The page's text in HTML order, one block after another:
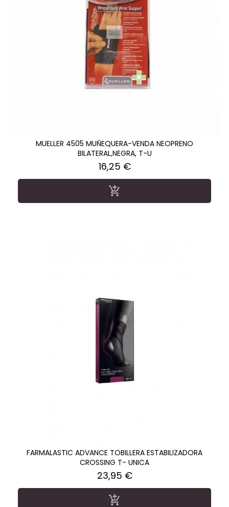
MUELLER 4505 MUÑEQUERA-VENDA NEOPRENO
BILATERAL,NEGRA, T-U
Precio
16,25 €

FARMALASTIC ADVANCE TOBILLERA ESTABILIZADORA
CROSSING T- UNICA
Precio
23,95 €
